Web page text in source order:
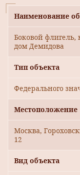
Наименование
Боковой флигель,
дом Демидова
Тип объекта
Федерального
Местоположение
Москва,
12
Вид объекта